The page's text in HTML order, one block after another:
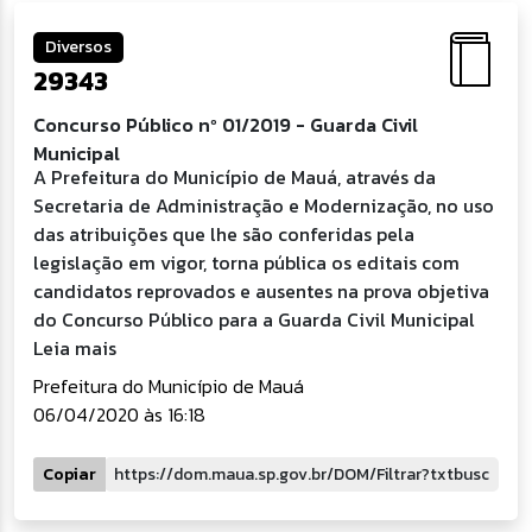
Diversos
29343
Concurso Público nº 01/2019 - Guarda Civil
Municipal
A Prefeitura do Município de Mauá, através da
Secretaria de Administração e Modernização, no uso
das atribuições que lhe são conferidas pela
legislação em vigor, torna pública os editais com
candidatos reprovados e ausentes na prova objetiva
do Concurso Público para a Guarda Civil Municipal
Leia mais
Prefeitura do Município de Mauá
06/04/2020 às 16:18
Copiar